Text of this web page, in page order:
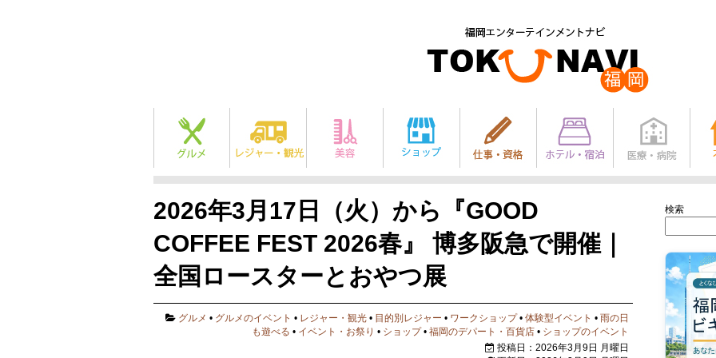
2026年3月17日（火）から『GOOD
COFFEE FEST 2026春』 博多阪急で開催｜
全国ロースターとおやつ展
グルメ • グルメのイベント • レジャー・観光 • 目的別レジャー • ワークショップ• 体験型イベント • 雨の日
も遊べる • イベント・お祭り • ショップ• 福岡のデパート・百貨店 • ショップのイベント
投稿日：2026年3月9日 月曜日
検索